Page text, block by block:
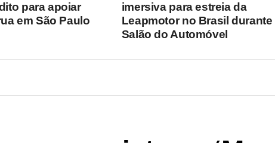
imersiva para estreia da
Leapmotor no Brasil durante
Salão do Automóvel
para apoiar
em São Paulo